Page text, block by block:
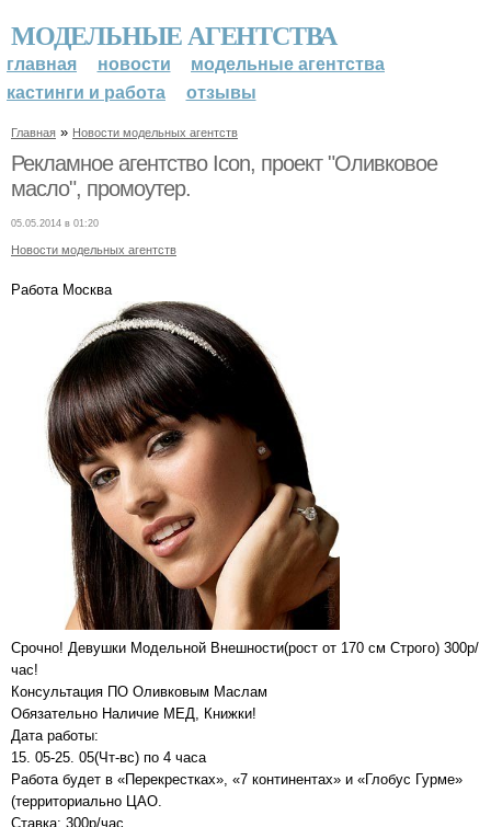
МОДЕЛЬНЫЕ АГЕНТСТВА
главная новости
модельные агентства
кастинги и работа
отзывы
Главная » Новости модельных агентств
Рекламное агентство Icon, проект "Оливковое
масло", промоутер.
05.05.2014 в 01:20
Новости модельных агентств
Работа Москва
Срочно! Девушки Модельной Внешности(рост от 170 см Строго) 300р/
час!
Консультация ПО Оливковым Маслам
Обязательно Наличие МЕД, Книжки!
Дата работы:
15. 05-25. 05(Чт-вс) по 4 часа
Работа будет в «Перекрестках», «7 континентах» и «Глобус Гурме»
(территориально ЦАО.
Ставка: 300р/час